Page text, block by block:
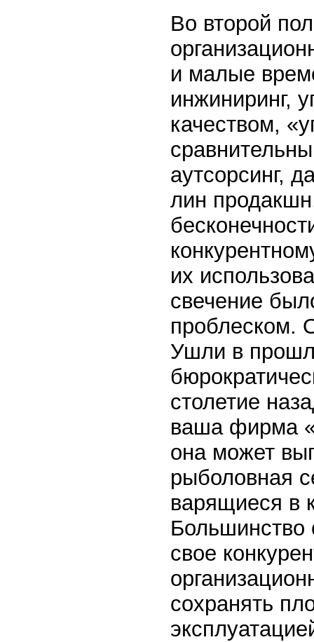
Во второй
и малые
инжиниринг,
качеством,
аутсорсинг,
лин
их
свечение
проблеском.
Ушли в
столетие
ваша фирма
она может
рыболовная
варящиеся в
свое
сохранять